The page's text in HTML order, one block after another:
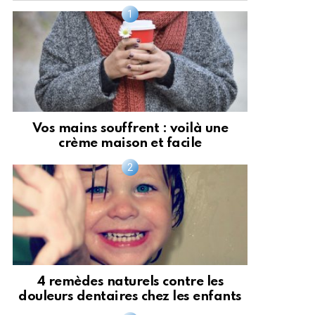
Vos mains souffrent : voilà une
crème maison et facile
4 remèdes naturels contre les
douleurs dentaires chez les enfants